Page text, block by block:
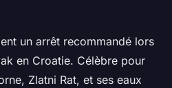
un arrêt recommandé lors
en Croatie. Célèbre pour
Zlatni Rat, et ses eaux